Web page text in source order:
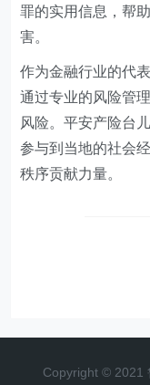
罪的实用信息，帮
害。
作为金融行业的代
通过专业的风险管
风险。平安产险台
参与到当地的社会
秩序贡献力量。
Copyright © 2021